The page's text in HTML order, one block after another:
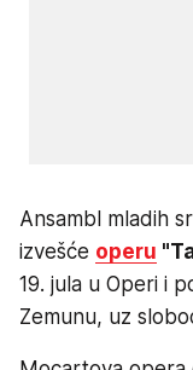
Ansambl mladih
izvešće operu
19. jula u Operi i
Zemunu, uz